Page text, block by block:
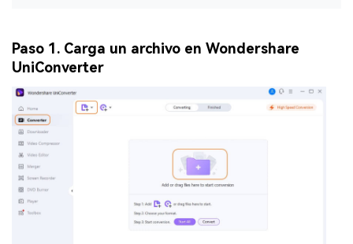
Paso 1. Carga un archivo en Wondershare
UniConverter